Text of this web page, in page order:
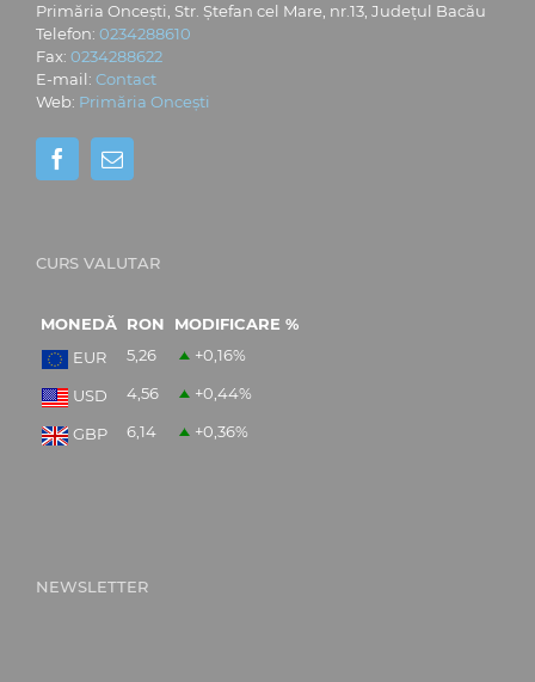
Primăria Oncești, Str. Ștefan cel Mare, nr.13, Județul Bacău
Telefon: 0234288610
Fax: 0234288622
E-mail: Contact
Web: Primăria Oncești
CURS VALUTAR
MONEDĂ RON
MODIFICARE %
EUR
5,26 +0,16%
USD 4,56 +0,44%
GBP 6,14 +0,36%
NEWSLETTER